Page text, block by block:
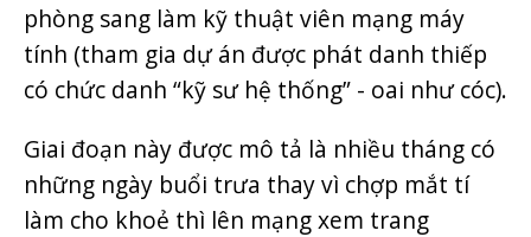
phòng sang làm kỹ thuật viên mạng máy
tính (tham gia dự án được phát danh thiếp
có chức danh “kỹ sư hệ thống” - oai như cóc).
Giai đoạn này được mô tả là nhiều tháng có
những ngày buổi trưa thay vì chợp mắt tí
làm cho khoẻ thì lên mạng xem trang